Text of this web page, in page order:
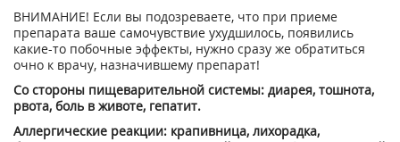
ВНИМАНИЕ! Если вы подозреваете, что при приеме
препарата ваше самочувствие ухудшилось, появились
какие-то побочные эффекты, нужно сразу же обратиться
очно к врачу, назначившему препарат!
Со стороны пищеварительной системы: диарея, тошнота,
рвота, боль в животе, гепатит.
Аллергические реакции: крапивница, лихорадка,